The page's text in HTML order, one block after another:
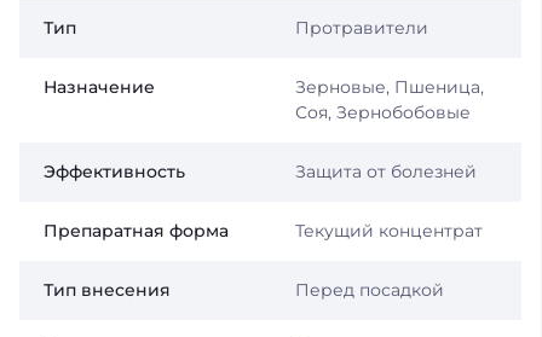
Тип Протравители
Назначение
Зерновые, Пшеница,
Соя, Зернобобовые
Эффективность Защита от болезней
Препаратная форма Текущий концентрат
Тип внесения Перед посадкой